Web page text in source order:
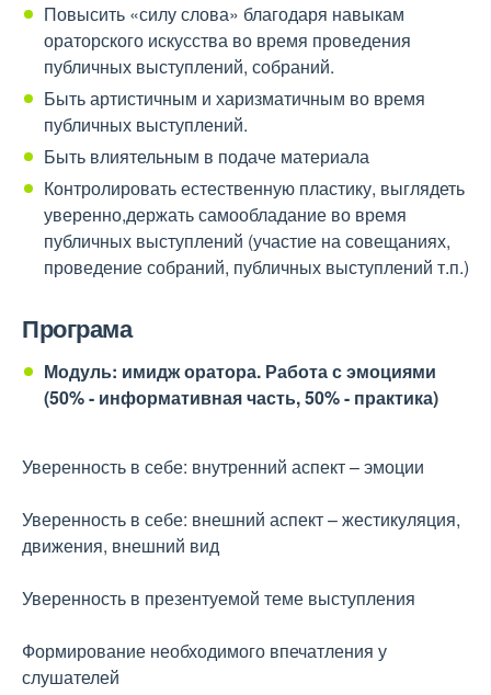
Повысить «силу слова» благодаря навыкам
ораторского искусства во время проведения
публичных выступлений, собраний.
Быть артистичным и харизматичным во время
публичных выступлений.
Быть влиятельным в подаче материала
Контролировать естественную пластику, выглядеть
уверенно,держать самообладание во время
публичных выступлений (участие на совещаниях,
проведение собраний, публичных выступлений т.п.)
Програма
Модуль: имидж оратора. Работа с эмоциями
(50% - информативная часть, 50% - практика)
Уверенность в себе: внутренний аспект – эмоции
Уверенность в себе: внешний аспект – жестикуляция,
движения, внешний вид
Уверенность в презентуемой теме выступления
Формирование необходимого впечатления у
слушателей